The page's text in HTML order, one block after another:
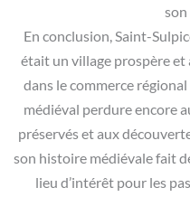
En conclusion, Saint-
était un village prospère
dans le commerce
médiéval perdure encore
préservés et aux
son histoire médiévale fait
lieu d’intérêt pour les